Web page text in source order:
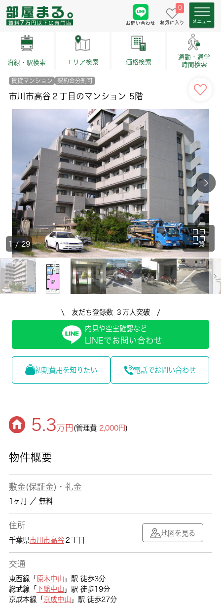
お問い合わせ
0
お気に入り
沿線・駅検索 エリア検索 価格検索
通勤・通学
時間検索
賃貸マンション 契約金分割可
市川市高谷２丁目のマンション 5階
一覧
1/29
\ 友だち登録数 ３万人突破 /
内見や空室確認など
LINEでお問い合わせ
初期費用を知りたい 電話でお問い合わせ
5.3万円 (管理費 2,000円)
物件概要
敷金(保証金)・礼金
1ヶ月 ／ 無料
住所
千葉県市川市高谷２丁目
地図を見る
交通
東西線「 原木中山 」駅 徒歩3分
総武線「 下総中山 」駅 徒歩19分
京成本線「 京成中山 」駅 徒歩27分